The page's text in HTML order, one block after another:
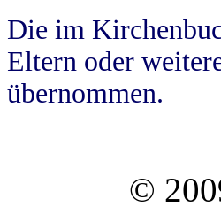
Die im
Eltern oder
übernommen.
©